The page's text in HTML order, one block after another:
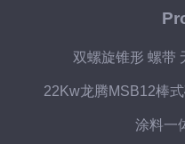
双螺旋锥形 螺带
22Kw龙腾MSB12棒
涂料一